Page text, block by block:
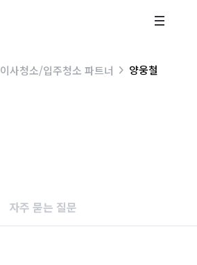
이사청소/입주청소 파트너 양웅철
자주 묻는 질문